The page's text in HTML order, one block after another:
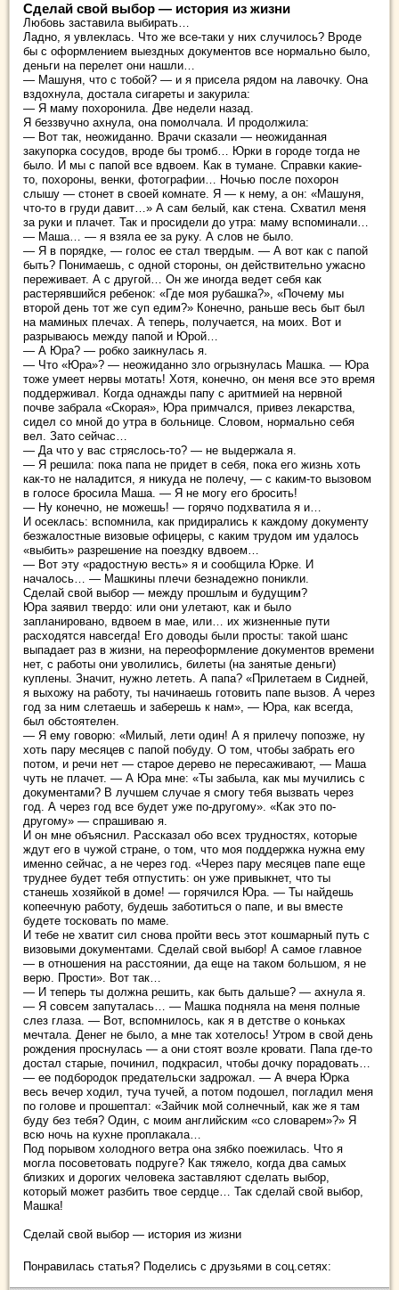
Сделай свой выбор — история из жизни
Любовь заставила выбирать…
Ладно, я увлеклась. Что же все-таки у них случилось? Вроде
бы с оформлением выездных документов все нормально было,
деньги на перелет они нашли…
— Машуня, что с тобой? — и я присела рядом на лавочку. Она
вздохнула, достала сигареты и закурила:
— Я маму похоронила. Две недели назад.
Я беззвучно ахнула, она помолчала. И продолжила:
— Вот так, неожиданно. Врачи сказали — неожиданная
закупорка сосудов, вроде бы тромб… Юрки в городе тогда не
было. И мы с папой все вдвоем. Как в тумане. Справки какие-
то, похороны, венки, фотографии… Ночью после похорон
слышу — стонет в своей комнате. Я — к нему, а он: «Машуня,
что-то в груди давит…» А сам белый, как стена. Схватил меня
за руки и плачет. Так и просидели до утра: маму вспоминали…
— Маша… — я взяла ее за руку. А слов не было.
— Я в порядке, — голос ее стал твердым. — А вот как с папой
быть? Понимаешь, с одной стороны, он действительно ужасно
переживает. А с другой… Он же иногда ведет себя как
растерявшийся ребенок: «Где моя рубашка?», «Почему мы
второй день тот же суп едим?» Конечно, раньше весь быт был
на маминых плечах. А теперь, получается, на моих. Вот и
разрываюсь между папой и Юрой…
— А Юра? — робко заикнулась я.
— Что «Юра»? — неожиданно зло огрызнулась Машка. — Юра
тоже умеет нервы мотать! Хотя, конечно, он меня все это время
поддерживал. Когда однажды папу с аритмией на нервной
почве забрала «Скорая», Юра примчался, привез лекарства,
сидел со мной до утра в больнице. Словом, нормально себя
вел. Зато сейчас…
— Да что у вас стряслось-то? — не выдержала я.
— Я решила: пока папа не придет в себя, пока его жизнь хоть
как-то не наладится, я никуда не полечу, — с каким-то вызовом
в голосе бросила Маша. — Я не могу его бросить!
— Ну конечно, не можешь! — горячо подхватила я и…
И осеклась: вспомнила, как придирались к каждому документу
безжалостные визовые офицеры, с каким трудом им удалось
«выбить» разрешение на поездку вдвоем…
— Вот эту «радостную весть» я и сообщила Юрке. И
началось… — Машкины плечи безнадежно поникли.
Сделай свой выбор — между прошлым и будущим?
Юра заявил твердо: или они улетают, как и было
запланировано, вдвоем в мае, или… их жизненные пути
расходятся навсегда! Его доводы были просты: такой шанс
выпадает раз в жизни, на переоформление документов времени
нет, с работы они уволились, билеты (на занятые деньги)
куплены. Значит, нужно лететь. А папа? «Прилетаем в Сидней,
я выхожу на работу, ты начинаешь готовить папе вызов. А через
год за ним слетаешь и заберешь к нам», — Юра, как всегда,
был обстоятелен.
— Я ему говорю: «Милый, лети один! А я прилечу попозже, ну
хоть пару месяцев с папой побуду. О том, чтобы забрать его
потом, и речи нет — старое дерево не пересаживают, — Маша
чуть не плачет. — А Юра мне: «Ты забыла, как мы мучились с
документами? В лучшем случае я смогу тебя вызвать через
год. А через год все будет уже по-другому». «Как это по-
другому» — спрашиваю я.
И он мне объяснил. Рассказал обо всех трудностях, которые
ждут его в чужой стране, о том, что моя поддержка нужна ему
именно сейчас, а не через год. «Через пару месяцев папе еще
труднее будет тебя отпустить: он уже привыкнет, что ты
станешь хозяйкой в доме! — горячился Юра. — Ты найдешь
копеечную работу, будешь заботиться о папе, и вы вместе
будете тосковать по маме.
И тебе не хватит сил снова пройти весь этот кошмарный путь с
визовыми документами. Сделай свой выбор! А самое главное
— в отношения на расстоянии, да еще на таком большом, я не
верю. Прости». Вот так…
— И теперь ты должна решить, как быть дальше? — ахнула я.
— Я совсем запуталась… — Машка подняла на меня полные
слез глаза. — Вот, вспомнилось, как я в детстве о коньках
мечтала. Денег не было, а мне так хотелось! Утром в свой день
рождения проснулась — а они стоят возле кровати. Папа где-то
достал старые, починил, подкрасил, чтобы дочку порадовать…
— ее подбородок предательски задрожал. — А вчера Юрка
весь вечер ходил, туча тучей, а потом подошел, погладил меня
по голове и прошептал: «Зайчик мой солнечный, как же я там
буду без тебя? Один, с моим английским «со словарем»?» Я
всю ночь на кухне проплакала…
Под порывом холодного ветра она зябко поежилась. Что я
могла посоветовать подруге? Как тяжело, когда два самых
близких и дорогих человека заставляют сделать выбор,
который может разбить твое сердце… Так сделай свой выбор,
Машка!
Сделай свой выбор — история из жизни
Понравилась статья? Поделись с друзьями в соц.сетях: